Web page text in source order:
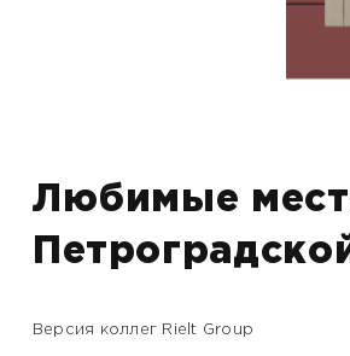
Любимые
Версия коллег Rielt Group